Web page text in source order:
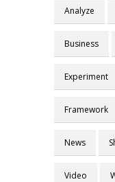
Analyze
Business
Experiment
Framework
News
Video